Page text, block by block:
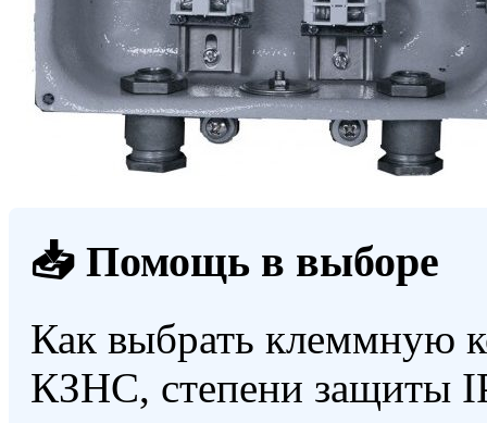
📥 Помощь в выборе
Как выбрать клеммную
КЗНС, степени защиты